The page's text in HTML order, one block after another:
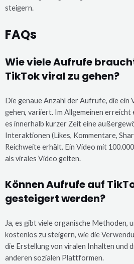
steigern.
FAQs
Wie viele Aufrufe
TikTok viral zu gehen?
Die genaue Anzahl der Aufrufe, die ein
gehen, variiert. Im Allgemeinen
es innerhalb kurzer Zeit eine
Interaktionen (Likes, Kommentare,
Reichweite erhält. Ein Video mit
als virales Video gelten.
Können Aufrufe auf
gesteigert werden?
Ja, es gibt viele organische Methoden,
kostenlos zu steigern, wie die
die Erstellung von viralen Inhalten und
anderen sozialen Plattformen.